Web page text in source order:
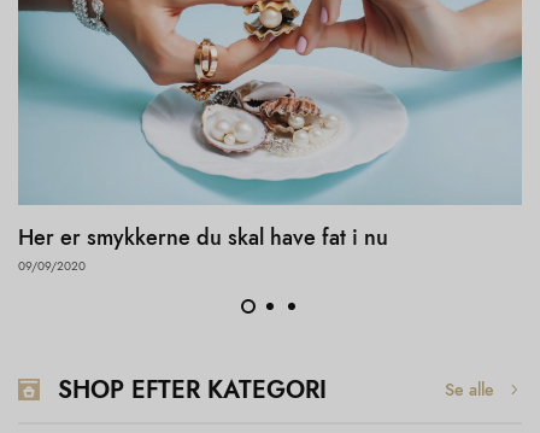
Her er smykkerne du skal have fat i nu
09/09/2020
SHOP EFTER KATEGORI Se alle